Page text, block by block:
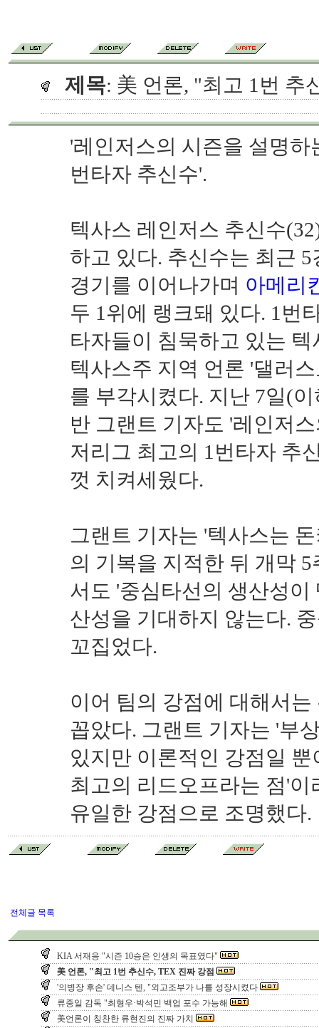
제목: 美 언론, "최고 1번 추
'레인저스의 시즌을 설명
번타자 추신수'.
텍사스 레인저스 추신수
하고 있다. 추신수는 최근
경기를 이어나가며 아메리
두 1위에 랭크돼 있다. 1번
타자들이 침묵하고 있는
텍사스주 지역 언론 '댈러
를 부각시켰다. 지난 7일(
반 그랜트 기자도 '레인저
저리그 최고의 1번타자 추
껏 치켜세웠다.
그랜트 기자는 '텍사스는
의 기복을 지적한 뒤 개막
서도 '중심타선의 생산성
산성을 기대하지 않는다.
꼬집었다.
이어 팀의 강점에 대해서
꼽았다. 그랜트 기자는 '부
있지만 이론적인 강점일
최고의 리드오프라는 점'
유일한 강점으로 조명했다.
전체글 목록
KIA 서재응 "시즌 10승은 인생의 목표였다"
美 언론, "최고 1번 추신수, TEX 진짜 강점
'의병장 후손' 데니스 텐, "외고조부가 나를 성장시켰다
류중일 감독 "최형우·박석민 백업 포수 가능해
美언론이 칭찬한 류현진의 진짜 가치